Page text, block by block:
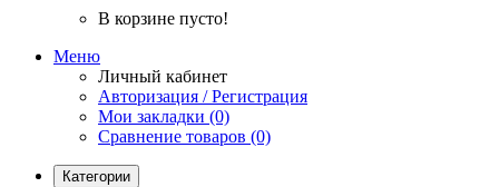
В корзине пусто!
Меню
Личный кабинет
Авторизация / Регистрация
Мои закладки (0)
Сравнение товаров (0)
Категории